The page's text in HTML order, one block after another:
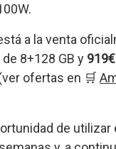
a la venta
8+128 GB y 919€
ofertas en 🛒
de utilizar